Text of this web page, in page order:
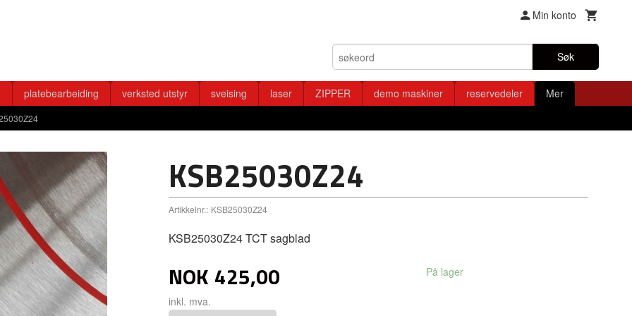
Min konto
Søk
platebearbeiding verksted utstyr sveising laser ZIPPER demo maskiner reservedeler Mer
KSB25030Z24
Artikkelnr.: KSB25030Z24
KSB25030Z24 TCT sagblad
NOK 425,00
inkl. mva.
På lager